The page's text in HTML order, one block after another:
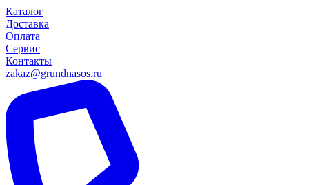
Каталог
Доставка
Оплата
Сервис
Контакты
zakaz@grundnasos.ru